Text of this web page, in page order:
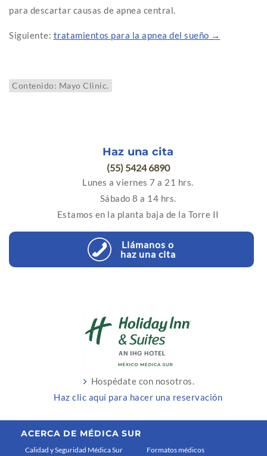
para descartar causas de apnea central.
Siguiente: tratamientos para la apnea del sueño →
Contenido: Mayo Clinic.
Haz una cita
(55) 5424 6890
Lunes a viernes 7 a 21 hrs.
Sábado 8 a 14 hrs.
Estamos en la planta baja de la Torre II
Llámanos o
haz una cita
Hospédate con nosotros.
Haz clic aquí para hacer una reservación
ACERCA DE MÉDICA SUR
Calidad y Seguridad Médica Sur Formatos médicos